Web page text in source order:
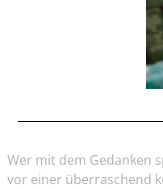
Wer mit dem Gedanken
vor einer überraschend